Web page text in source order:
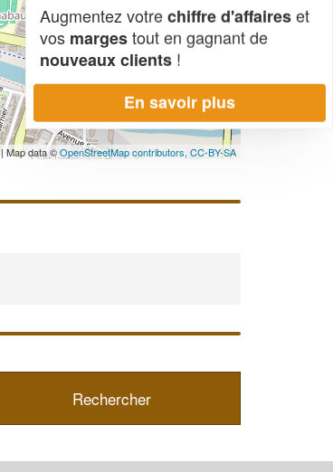
| Map data ©OpenStreetMap contributors, CC-BY-SA
Augmentez votrechiffre d'affaireset
vos margestout en gagnant de
nouveaux clients !
En savoir plus